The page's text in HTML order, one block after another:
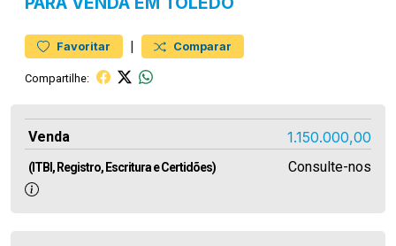
Favoritar | Comparar
Compartilhe:
Venda 1.150.000,00
(ITBI, Registro, Escritura e Certidões) Consulte-nos